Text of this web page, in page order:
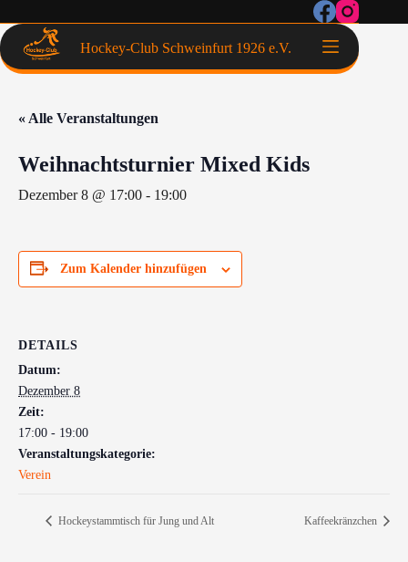
Hockey-Club Schweinfurt 1926 e.V.
« Alle Veranstaltungen
Weihnachtsturnier Mixed Kids
Dezember 8 @ 17:00 - 19:00
Zum Kalender hinzufügen
DETAILS
Datum:
Dezember 8
Zeit:
17:00 - 19:00
Veranstaltungskategorie:
Verein
Hockeystammtisch für Jung und Alt Kaffeekränzchen